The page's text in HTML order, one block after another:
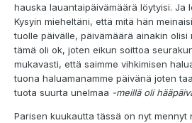
hauska lauantaipäivämäärä löytyisi. Ja
Kysyin mieheltäni, että mitä hän
tuolle päivälle, päivämäärä ainakin olisi
tämä oli ok, joten eikun soittoa
mukavasti, että saimme vihkimisen
tuona haluamanamme päivänä joten
tuota suurta unelmaa -meillä oli
Parisen kuukautta tässä on nyt mennyt